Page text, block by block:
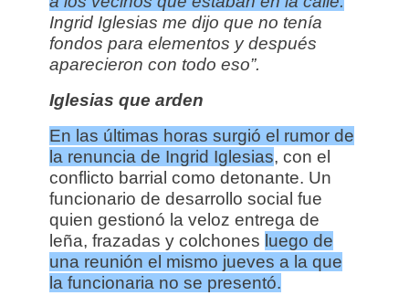
Ingrid Iglesias me dijo que no tenía
fondos para elementos y después
aparecieron con todo eso”.
Iglesias que arden
En las últimas horas surgió el rumor de
la renuncia de Ingrid Iglesias, con el
conflicto barrial como detonante. Un
funcionario de desarrollo social fue
quien gestionó la veloz entrega de
leña, frazadas y colchones luego de
una reunión el mismo jueves a la que
la funcionaria no se presentó.